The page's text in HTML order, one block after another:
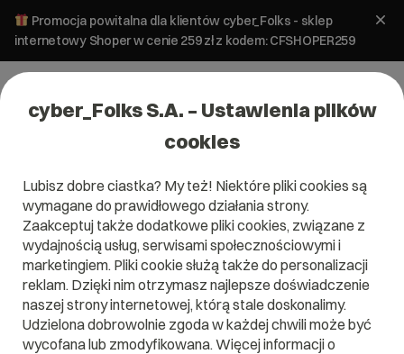
Promocja powitalna dla klientów cyber_Folks - sklep
internetowy Shoper w cenie 259 zł z kodem: CFSHOPER259
Domena .ilawa.pl
.ilawa.pl
cyber_Folks S.A. – Ustawienia plików
cookies
Lubisz dobre ciastka? My też! Niektóre pliki cookies są
wymagane do prawidłowego działania strony.
Zaakceptuj także dodatkowe pliki cookies, związane z
wydajnością usług, serwisami społecznościowymi i
marketingiem. Pliki cookie służą także do personalizacji
reklam. Dzięki nim otrzymasz najlepsze doświadczenie
naszej strony internetowej, którą stale doskonalimy.
Udzielona dobrowolnie zgoda w każdej chwili może być
wycofana lub zmodyfikowana. Więcej informacji o